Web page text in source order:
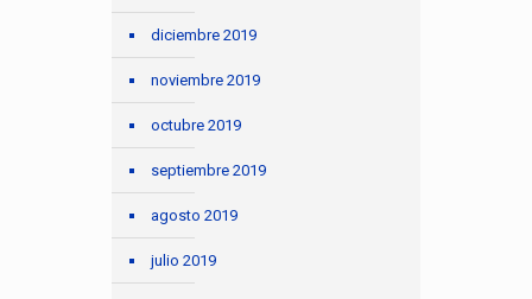
diciembre 2019
noviembre 2019
octubre 2019
septiembre 2019
agosto 2019
julio 2019